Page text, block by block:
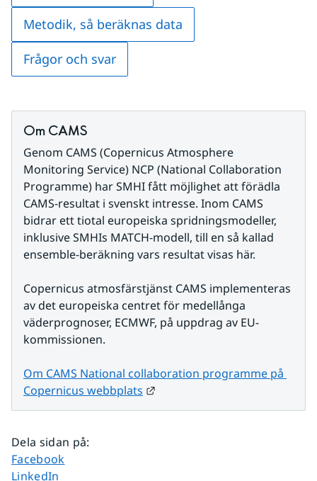
Metodik, så beräknas data
Frågor och svar
Om CAMS
Genom CAMS (Copernicus Atmosphere
Monitoring Service) NCP (National Collaboration
Programme) har SMHI fått möjlighet att förädla
CAMS-resultat i svenskt intresse. Inom CAMS
bidrar ett tiotal europeiska spridningsmodeller,
inklusive SMHIs MATCH-modell, till en så kallad
ensemble-beräkning vars resultat visas här.
Copernicus atmosfärstjänst CAMS implementeras
av det europeiska centret för medellånga
väderprognoser, ECMWF, på uppdrag av EU-
kommissionen.
Om CAMS National collaboration programme på
Copernicus webbplats
Dela sidan på:
Dela sidan på
Facebook
Dela sidan på
LinkedIn